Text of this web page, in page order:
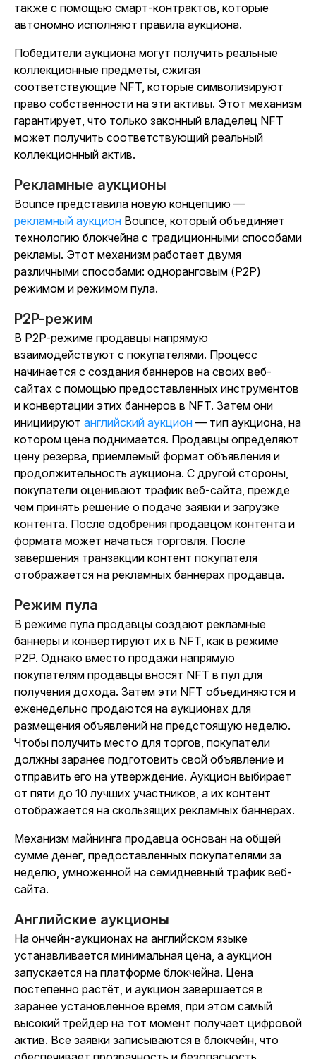
также с помощью смарт-контрактов, которые
автономно исполняют правила аукциона.
Победители аукциона могут получить реальные
коллекционные предметы, сжигая
соответствующие NFT, которые символизируют
право собственности на эти активы. Этот механизм
гарантирует, что только законный владелец NFT
может получить соответствующий реальный
коллекционный актив.
Рекламные аукционы
Bounce представила новую концепцию —
рекламный аукцион Bounce, который объединяет
технологию блокчейна с традиционными способами
рекламы. Этот механизм работает двумя
различными способами: одноранговым (P2P)
режимом и режимом пула.
P2P-режим
В P2P-режиме продавцы напрямую
взаимодействуют с покупателями. Процесс
начинается с создания баннеров на своих веб-
сайтах с помощью предоставленных инструментов
и конвертации этих баннеров в NFT. Затем они
инициируют английский аукцион — тип аукциона, на
котором цена поднимается. Продавцы определяют
цену резерва, приемлемый формат объявления и
продолжительность аукциона. С другой стороны,
покупатели оценивают трафик веб-сайта, прежде
чем принять решение о подаче заявки и загрузке
контента. После одобрения продавцом контента и
формата может начаться торговля. После
завершения транзакции контент покупателя
отображается на рекламных баннерах продавца.
Режим пула
В режиме пула продавцы создают рекламные
баннеры и конвертируют их в NFT, как в режиме
P2P. Однако вместо продажи напрямую
покупателям продавцы вносят NFT в пул для
получения дохода. Затем эти NFT объединяются и
еженедельно продаются на аукционах для
размещения объявлений на предстоящую неделю.
Чтобы получить место для торгов, покупатели
должны заранее подготовить свой объявление и
отправить его на утверждение. Аукцион выбирает
от пяти до 10 лучших участников, а их контент
отображается на скользящих рекламных баннерах.
Механизм майнинга продавца основан на общей
сумме денег, предоставленных покупателями за
неделю, умноженной на семидневный трафик веб-
сайта.
Английские аукционы
На ончейн-аукционах на английском языке
устанавливается минимальная цена, а аукцион
запускается на платформе блокчейна. Цена
постепенно растёт, и аукцион завершается в
заранее установленное время, при этом самый
высокий трейдер на тот момент получает цифровой
актив. Все заявки записываются в блокчейн, что